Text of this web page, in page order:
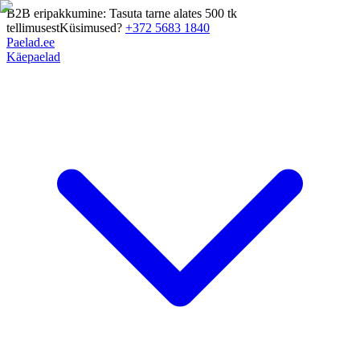
B2B eripakkumine: Tasuta tarne alates 500 tk
tellimusestKüsimused? +372 5683 1840
Paelad.ee
Käepaelad